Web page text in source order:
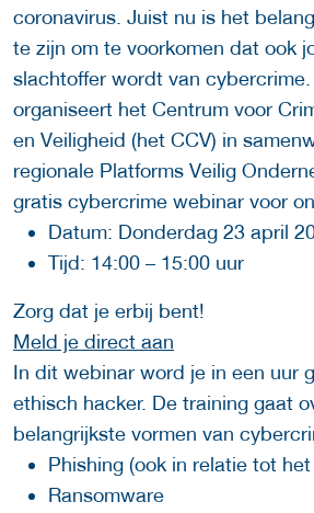
coronavirus. Juist nu is het
te zijn om te voorkomen dat ook
slachtoffer wordt van
organiseert het Centrum voor
en Veiligheid (het CCV) in
regionale Platforms Veilig
gratis cybercrime webinar voor
Datum: Donderdag 23 april
Tijd: 14:00 – 15:00 uur
Zorg dat je erbij bent!
Meld je direct aan
In dit webinar word je in een uur
ethisch hacker. De training gaat
belangrijkste vormen van
Phishing (ook in relatie tot
Ransomware